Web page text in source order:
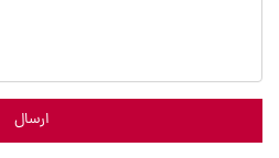
ارسال